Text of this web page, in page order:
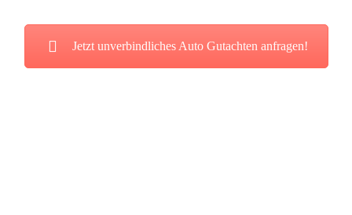
Jetzt unverbindliches Auto Gutachten anfragen!